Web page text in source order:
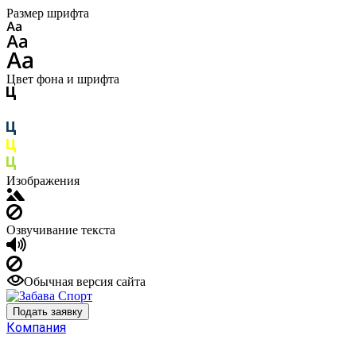
Размер шрифта
Цвет фона и шрифта
Изображения
Озвучивание текста
Обычная версия сайта
Подать заявку
Компания